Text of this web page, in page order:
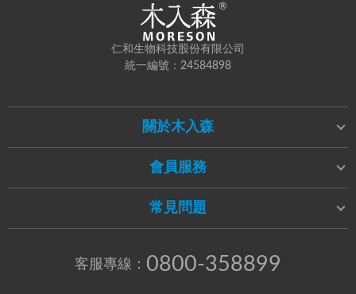
仁和生物科技股份有限公司
統一編號：24584898
關於木入森
會員服務
常見問題
客服專線： 0800-358899